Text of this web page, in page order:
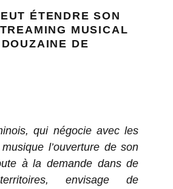
ÉTENDRE SON
MUSICAL
DE
qui négocie avec les
l’ouverture de son
à la demande dans de
envisage de